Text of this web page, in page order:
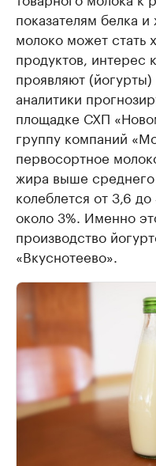
показателям белка
молоко может
продуктов, интерес
проявляют
аналитики
площадке СХП
группу компаний
первосортное
жира выше
колеблется от 3,6
около 3%. Именно
производство
«Вкуснотеево».